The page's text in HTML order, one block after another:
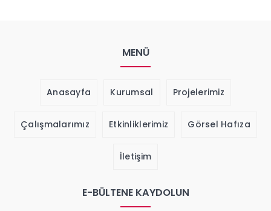
MENÜ
Anasayfa Kurumsal Projelerimiz
Çalışmalarımız Etkinliklerimiz Görsel Hafıza
İletişim
E-BÜLTENE KAYDOLUN